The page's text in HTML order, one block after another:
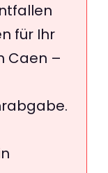
für Ihr
Caen –